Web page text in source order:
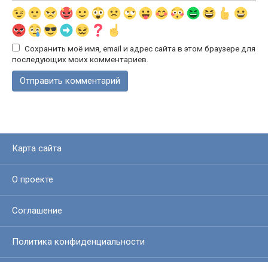
Сохранить моё имя, email и адрес сайта в этом браузере для
последующих моих комментариев.
Карта сайта
О проекте
Соглашение
Политика конфиденциальности